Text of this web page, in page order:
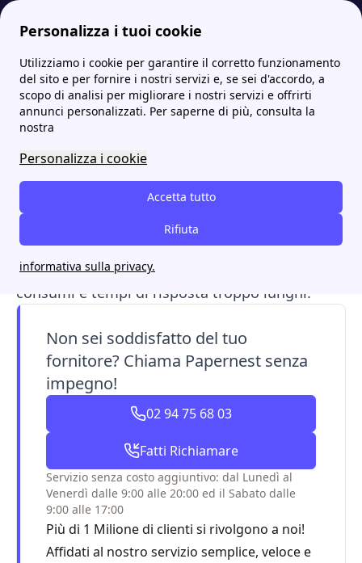
Personalizza i tuoi cookie
Utilizziamo i cookie per garantire il corretto funzionamento
del sito e per fornire i nostri servizi e, se sei d'accordo, a
scopo di analisi per migliorare i nostri servizi e offrirti
annunci personalizzati. Per saperne di più, consulta la
nostra
Personalizza i cookie
Accetta tutto
Rifiuta
informativa sulla privacy.
Papernest.it MoreOnda Più Le recensioni di Onda Più: cosa ne pensano i clienti?
Le recensioni di Onda Più:
cosa ne pensano i clienti?
Onda Più Energiariceve giudizi contrastanti da
parte dei clienti: molti ne apprezzano la
trasparenza, la rapidità dell’assistenza e i prezzi
competitivi, mentre altri segnalano problemi
legati a bollette poco chiare, gestione dei
consumi e tempi di risposta troppo lunghi.
Non sei soddisfatto del tuo
fornitore? Chiama Papernest senza
impegno!
02 94 75 68 03
Fatti Richiamare
Servizio senza costo aggiuntivo: dal Lunedì al
Venerdì dalle 9:00 alle 20:00 ed il Sabato dalle
9:00 alle 17:00
Più di 1 Milione di clienti si rivolgono a noi!
Affidati al nostro servizio semplice, veloce e